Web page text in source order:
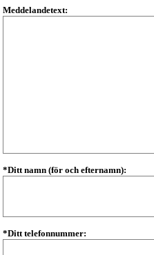
Meddelandetext:
*Ditt namn (för och efternamn):
*Ditt telefonnummer: